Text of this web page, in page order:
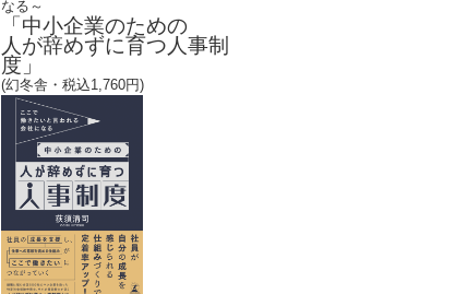
なる～
「中小企業のための
人が辞めずに育つ人事制
度」
(幻冬舎・税込1,760円)